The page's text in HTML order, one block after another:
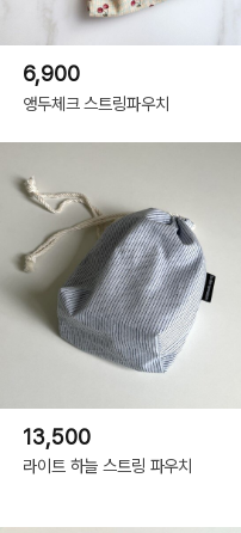
6,900
앵두체크 스트링파우치
13,500
라이트 하늘 스트링 파우치